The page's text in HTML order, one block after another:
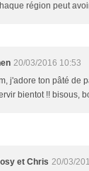
région peut
20/03/2016 10:53
j'adore ton pâté de
bientot !! bisous,
et Chris 20/03/